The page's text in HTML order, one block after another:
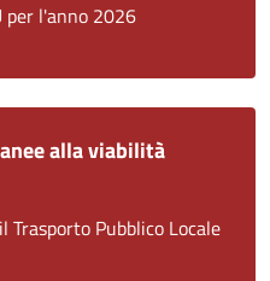
per l'anno 2026
alla viabilità
Trasporto Pubblico Locale